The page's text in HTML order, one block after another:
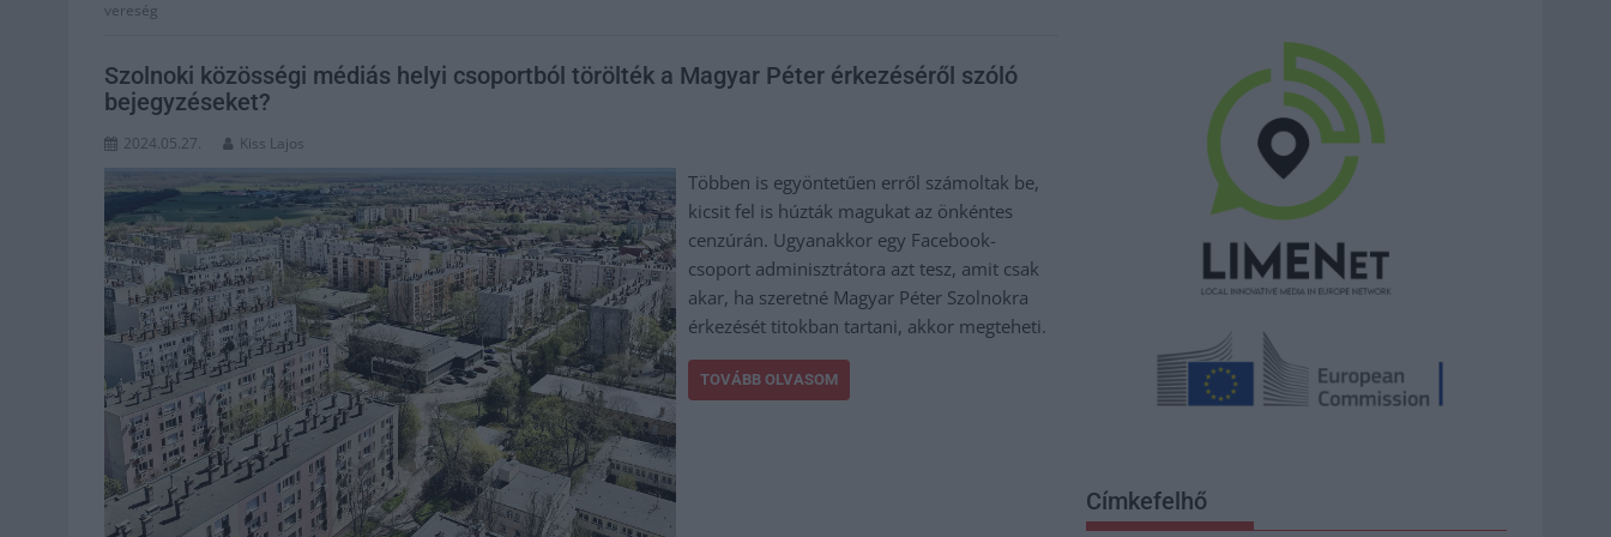
vereség
Szolnoki közösségi médiás helyi csoportból törölték a Magyar Péter érkezéséről szóló
bejegyzéseket?
2024.05.27. Kiss Lajos
Többen is egyöntetűen erről számoltak be,
kicsit fel is húzták magukat az önkéntes
cenzúrán. Ugyanakkor egy Facebook-
csoport adminisztrátora azt tesz, amit csak
akar, ha szeretné Magyar Péter Szolnokra
érkezését titokban tartani, akkor megteheti.
TOVÁBB OLVASOM
Címkefelhő